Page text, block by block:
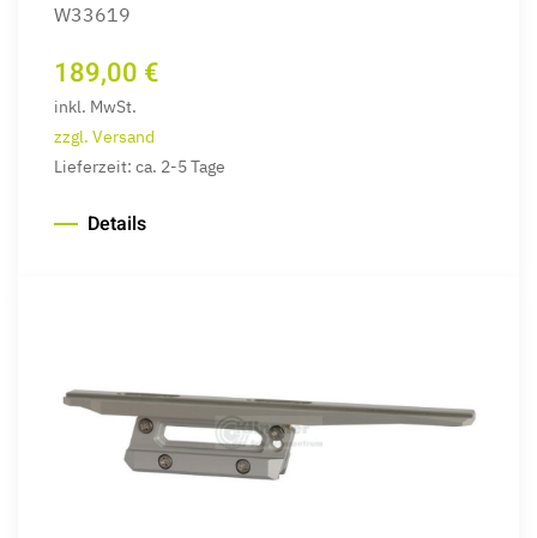
W33619
189,00 €
inkl. MwSt.
zzgl. Versand
Lieferzeit: ca. 2-5 Tage
Details